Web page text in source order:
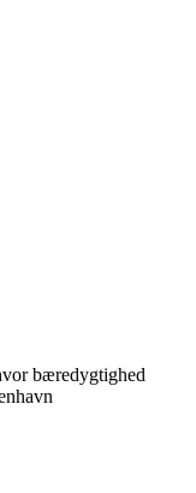
bæredygtighed